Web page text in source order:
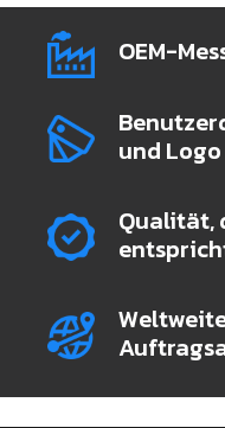
OEM-
und Logo
Qualität,